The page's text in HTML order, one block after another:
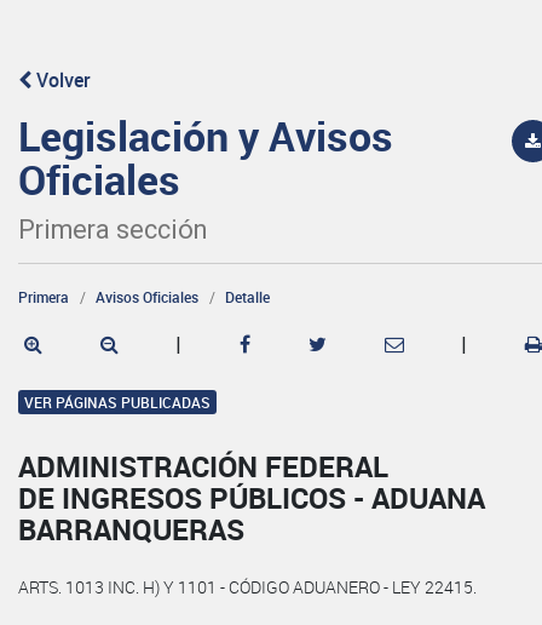
Volver
Legislación y Avisos
Oficiales
Primera sección
Primera Avisos Oficiales Detalle
| |
VER PÁGINAS PUBLICADAS
ADMINISTRACIÓN FEDERAL
DE INGRESOS PÚBLICOS - ADUANA
BARRANQUERAS
ARTS. 1013 INC. H) Y 1101 - CÓDIGO ADUANERO - LEY 22415.